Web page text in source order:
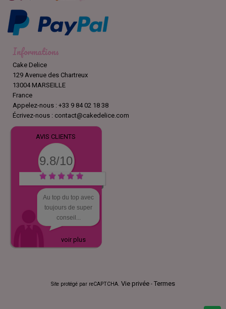
Informations
Cake Delice
129 Avenue des Chartreux
13004 MARSEILLE
France
Appelez-nous : +33 9 84 02 18 38
Écrivez-nous : contact@cakedelice.com
AVIS CLIENTS
9.8/10
Au top du top avec
toujours de super
conseil...
voir plus
Site protégé par reCAPTCHA. Vie privée - Termes